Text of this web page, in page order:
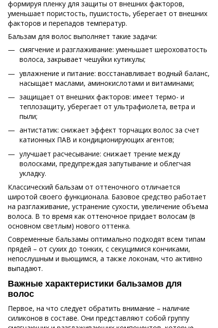
формируя пленку для защиты от внешних факторов,
уменьшает пористость, пушистость, уберегает от внешних
факторов и перепадов температур.
Бальзам для волос выполняет такие задачи:
смягчение и разглаживание: уменьшает шероховатость
волоса, закрывает чешуйки кутикулы;
увлажнение и питание: восстанавливает водный баланс,
насыщает маслами, аминокислотами и витаминами;
защищает от внешних факторов: имеет термо- и
теплозащиту, уберегает от ультрафиолета, ветра и
пыли;
антистатик: снижает эффект торчащих волос за счет
катионных ПАВ и кондиционирующих агентов;
улучшает расчесывание: снижает трение между
волосками, предупреждая запутывание и облегчая
укладку.
Классический бальзам от оттеночного отличается
широтой своего функционала. Базовое средство работает
на разглаживание, устранение сухости, увеличение объема
волоса. В то время как оттеночное придает волосам (в
основном светлым) нового оттенка.
Современные бальзамы оптимально подходят всем типам
прядей – от сухих до тонких, с секущимися кончиками,
непослушным и вьющимся, а также локонам, что активно
выпадают.
Важные характеристики бальзамов для
волос
Первое, на что следует обратить внимание – наличие
силиконов в составе. Они представляют собой группу